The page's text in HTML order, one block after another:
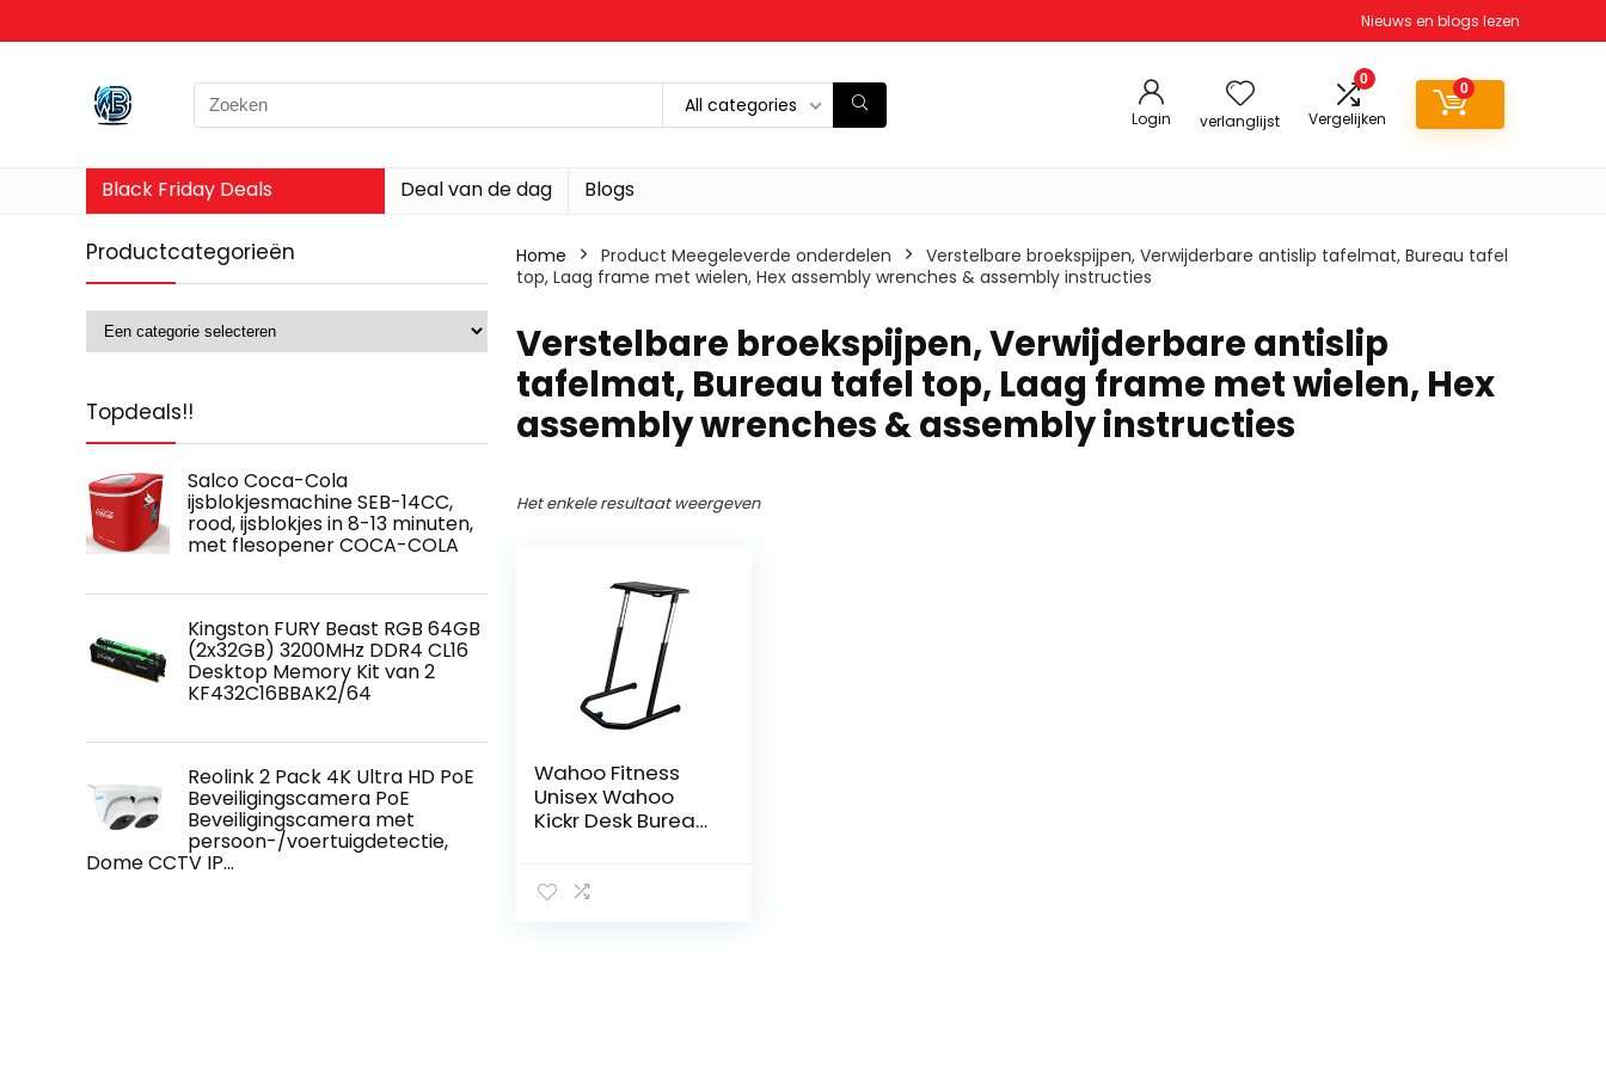
Nieuws en blogs lezen
Search
for:
All categories
Login verlanglijst
0
Vergelijken
0
Black Friday Deals Deal van de dag Blogs
Productcategorieën
Topdeals!!
Salco Coca-Cola
ijsblokjesmachine SEB-14CC,
rood, ijsblokjes in 8-13 minuten,
met flesopener COCA-COLA
Kingston FURY Beast RGB 64GB
(2x32GB) 3200MHz DDR4 CL16
Desktop Memory Kit van 2
KF432C16BBAK2/64
Reolink 2 Pack 4K Ultra HD PoE
Beveiligingscamera PoE
Beveiligingscamera met
persoon-/voertuigdetectie,
Dome CCTV IP…
Home Product Meegeleverde onderdelen
‎Verstelbare broekspijpen, Verwijderbare antislip tafelmat, Bureau tafel
top, Laag frame met wielen, Hex assembly wrenches & assembly instructies
‎Verstelbare broekspijpen, Verwijderbare antislip
tafelmat, Bureau tafel top, Laag frame met wielen, Hex
assembly wrenches & assembly instructies
Het enkele resultaat weergeven
Wahoo Fitness
Unisex Wahoo
Kickr Desk Bureau
training, zwart, 71